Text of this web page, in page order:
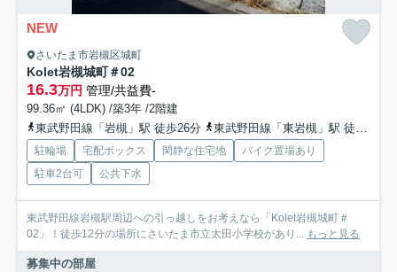
NEW
さいたま市岩槻区城町
Kolet岩槻城町＃02
16.3万円 管理/共益費-
99.36㎡ (4LDK) /築3年 /2階建
東武野田線「岩槻」駅 徒歩26分
東武野田線「東岩槻」駅 徒歩28分
駐輪場 宅配ボックス 閑静な住宅地
バイク置場あり
駐車2台可
公共下水
東武野田線岩槻駅周辺への引っ越しをお考えなら「Kolet岩槻城町＃
02」！徒歩12分の場所にさいたま市立太田小学校があり... もっと見る
募集中の部屋